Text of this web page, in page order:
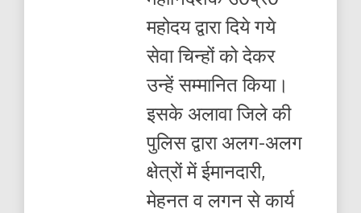
महोदय द्वारा दिये गये
सेवा चिन्हों को देकर
उन्हें सम्मानित किया।
इसके अलावा जिले की
पुलिस द्वारा अलग-अलग
क्षेत्रों में ईमानदारी,
मेहनत व लगन से कार्य